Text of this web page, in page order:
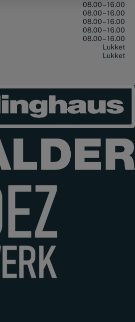
08.00 – 16.00
08.00 – 16.00
08.00 – 16.00
08.00 – 16.00
08.00 – 16.00
Lukket
Lukket